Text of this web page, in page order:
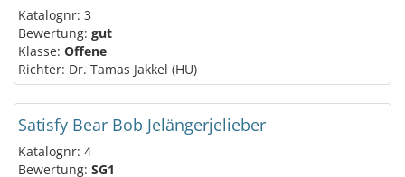
Katalognr: 3
Bewertung: gut
Klasse: Offene
Richter: Dr. Tamas Jakkel (HU)
Satisfy Bear Bob Jelängerjelieber
Katalognr: 4
Bewertung: SG1